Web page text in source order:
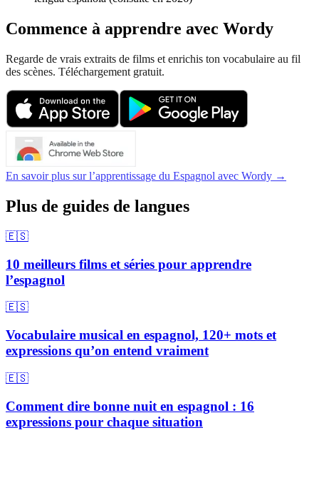
Commence à apprendre avec Wordy
Regarde de vrais extraits de films et enrichis ton vocabulaire au fil
des scènes. Téléchargement gratuit.
En savoir plus sur l’apprentissage du Espagnol avec Wordy →
Plus de guides de langues
🇪🇸
10 meilleurs films et séries pour apprendre
l’espagnol
🇪🇸
Vocabulaire musical en espagnol, 120+ mots et
expressions qu’on entend vraiment
🇪🇸
Comment dire bonne nuit en espagnol : 16
expressions pour chaque situation